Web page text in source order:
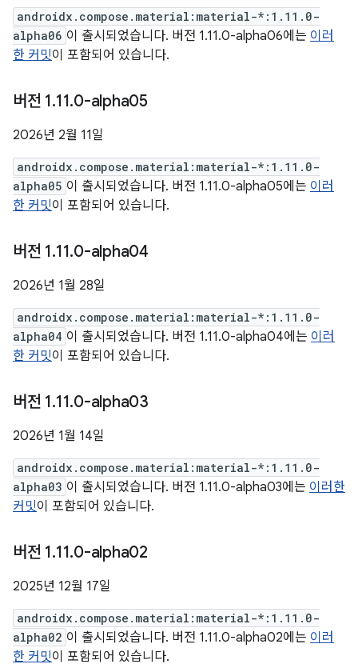
androidx.compose.material:material-*:1.11.0-
alpha06 이 출시되었습니다. 버전 1.11.0-alpha06에는 이러
한 커밋이 포함되어 있습니다.
버전 1.11.0-alpha05
2026년 2월 11일
androidx.compose.material:material-*:1.11.0-
alpha05 이 출시되었습니다. 버전 1.11.0-alpha05에는 이러
한 커밋이 포함되어 있습니다.
버전 1.11.0-alpha04
2026년 1월 28일
androidx.compose.material:material-*:1.11.0-
alpha04 이 출시되었습니다. 버전 1.11.0-alpha04에는 이러
한 커밋이 포함되어 있습니다.
버전 1.11.0-alpha03
2026년 1월 14일
androidx.compose.material:material-*:1.11.0-
alpha03 이 출시되었습니다. 버전 1.11.0-alpha03에는 이러한
커밋이 포함되어 있습니다.
버전 1.11.0-alpha02
2025년 12월 17일
androidx.compose.material:material-*:1.11.0-
alpha02 이 출시되었습니다. 버전 1.11.0-alpha02에는 이러
한 커밋이 포함되어 있습니다.